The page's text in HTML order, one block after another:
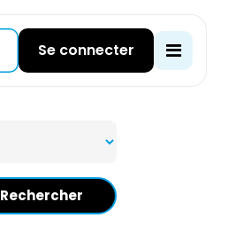
Se connecter
Rechercher